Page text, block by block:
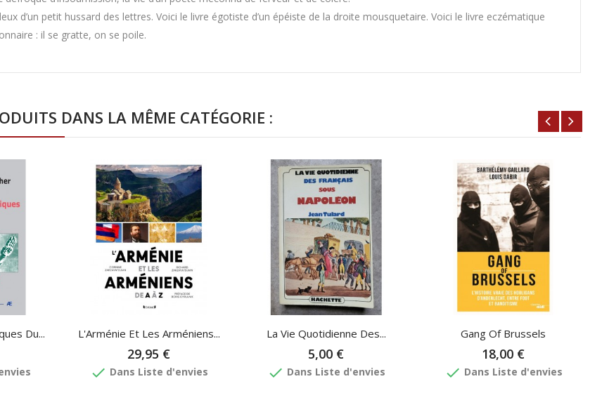
d’un petit hussard des lettres. Voici le livre égotiste d’un épéiste de la droite mousquetaire. Voici le livre eczématique
: il se gratte, on se poile.
DANS LA MÊME CATÉGORIE :
Du... L'Arménie Et Les Arméniens...
29,95 €
done Dans Liste d'envies
La Vie Quotidienne Des...
5,00 €
done Dans Liste d'envies
Gang Of Brussels
18,00 €
done Dans Liste d'envies